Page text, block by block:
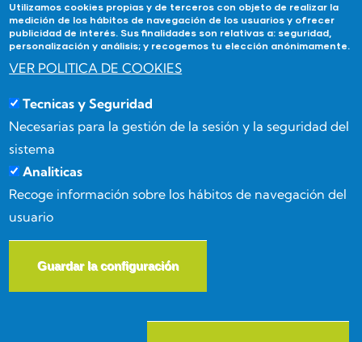
Contacta
Forma3Almeria en:
info@forma3almeria.com
2026. All Rights Reserved.
Utilizamos cookies propias y de terceros con objeto de realizar la
medición de los hábitos de navegación de los usuarios y ofrecer
publicidad de interés. Sus finalidades son relativas a: seguridad,
personalización y análisis; y recogemos tu elección anónimamente.
VER POLITICA DE COOKIES
Tecnicas y Seguridad
Necesarias para la gestión de la sesión y la seguridad del
sistema
Analiticas
Recoge información sobre los hábitos de navegación del
usuario
Guardar la configuración